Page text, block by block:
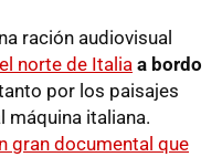
ración audiovisual
norte de Italia a bordo
por los paisajes
máquina italiana.
gran documental que